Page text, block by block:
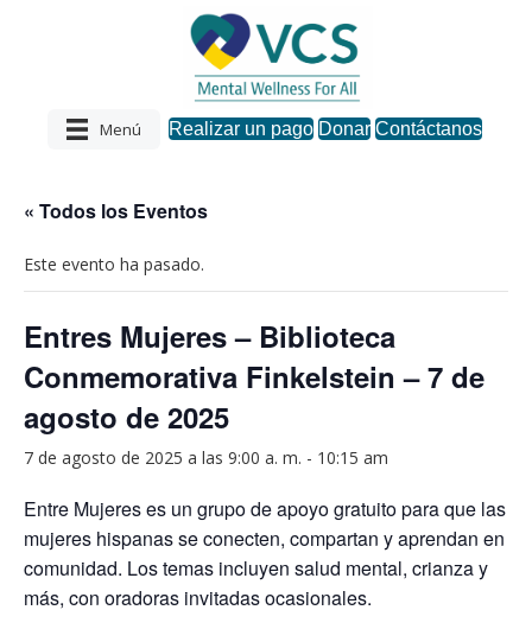
Realizar un pago Donar Contáctanos
Menú
« Todos los Eventos
Este evento ha pasado.
Entres Mujeres – Biblioteca
Conmemorativa Finkelstein – 7 de
agosto de 2025
7 de agosto de 2025 a las 9:00 a. m. - 10:15 am
Entre Mujeres es un grupo de apoyo gratuito para que las
mujeres hispanas se conecten, compartan y aprendan en
comunidad. Los temas incluyen salud mental, crianza y
más, con oradoras invitadas ocasionales.